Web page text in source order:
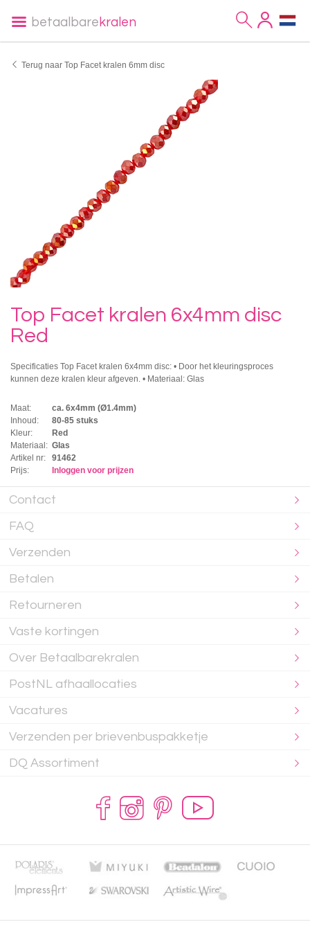
betaalbare kralen
Terug naar Top Facet kralen 6mm disc
Top Facet kralen 6x4mm disc
Red
Specificaties Top Facet kralen 6x4mm disc: • Door het kleuringsproces
kunnen deze kralen kleur afgeven. • Materiaal: Glas
Maat:
ca. 6x4mm (Ø1.4mm)
Inhoud:
80-85 stuks
Kleur:
Red
Materiaal: Glas
Artikel nr:
91462
Prijs:
Inloggen voor prijzen
Contact
FAQ
Verzenden
Betalen
Retourneren
Vaste kortingen
Over Betaalbarekralen
PostNL afhaallocaties
Vacatures
Verzenden per brievenbuspakketje
DQ Assortiment